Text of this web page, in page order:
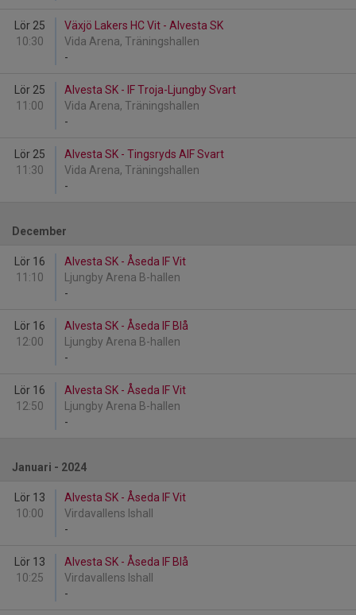
Lör 25
10:30
Växjö Lakers HC Vit - Alvesta SK
Vida Arena, Träningshallen
-
Lör 25
11:00
Alvesta SK - IF Troja-Ljungby Svart
Vida Arena, Träningshallen
-
Lör 25
11:30
Alvesta SK - Tingsryds AIF Svart
Vida Arena, Träningshallen
-
December
Lör 16
11:10
Alvesta SK - Åseda IF Vit
Ljungby Arena B-hallen
-
Lör 16
12:00
Alvesta SK - Åseda IF Blå
Ljungby Arena B-hallen
-
Lör 16
12:50
Alvesta SK - Åseda IF Vit
Ljungby Arena B-hallen
-
Januari - 2024
Lör 13
10:00
Alvesta SK - Åseda IF Vit
Virdavallens Ishall
-
Lör 13
10:25
Alvesta SK - Åseda IF Blå
Virdavallens Ishall
-